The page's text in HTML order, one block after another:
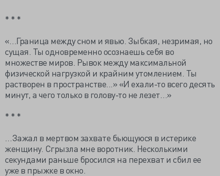
* * *
«…Граница между сном и явью. Зыбкая, незримая, но
сущая. Ты одновременно осознаешь себя во
множестве миров. Рывок между максимальной
физической нагрузкой и крайним утомлением. Ты
растворен в пространстве...» «И ехали-то всего десять
минут, а чего только в голову-то не лезет…»
* * *
…Зажал в мертвом захвате бьющуюся в истерике
женщину. Сгрызла мне воротник. Несколькими
секундами раньше бросился на перехват и сбил ее
уже в прыжке в окно.